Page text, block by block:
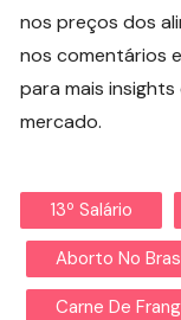
nos preços dos
nos comentários
para mais
mercado.
13º Salário
Aborto No
Carne De